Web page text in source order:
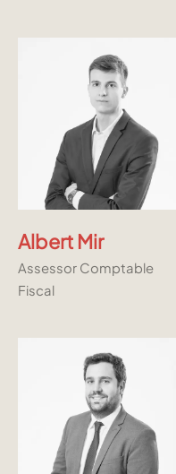
Albert Mir
Assessor Comptable
Fiscal
Contactar
SEGUEIX-NOS
Linkedin
Instagram
Youtube
Allyon — Barcelona, Spain
POLÍTICA DE COOKIES